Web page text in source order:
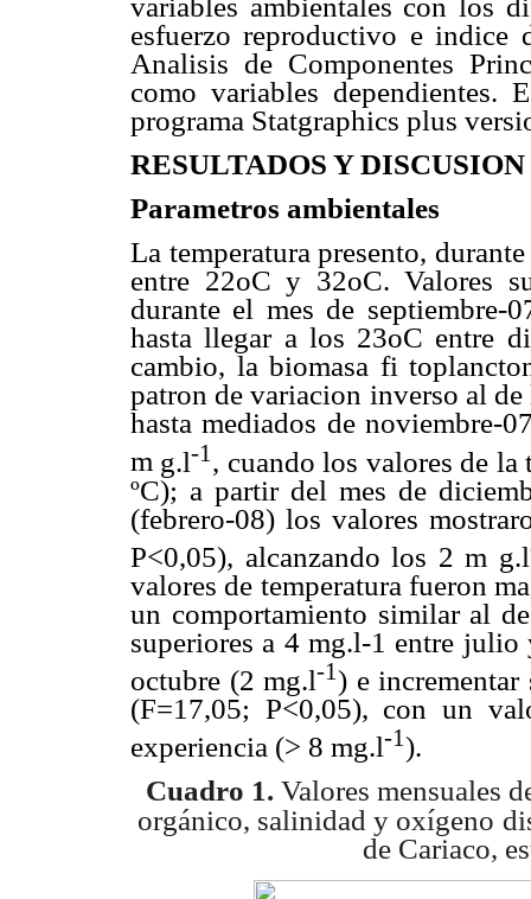
esfuerzo reproductivo e
Analisis de Componentes
como variables dependientes.
programa Statgraphics plus
RESULTADOS Y DISCUSION
Parametros ambientales
La temperatura presento,
entre 22oC y 32oC. Valores
durante el mes de septiembre-
hasta llegar a los 23oC entre
cambio, la biomasa fi
patron de variacion inverso al
hasta mediados de noviembre-
m g.l-1 , cuando los valores de la
ºC); a partir del mes de
(febrero-08) los valores
P<0,05), alcanzando los 2 m g.l
valores de temperatura fueron
un comportamiento similar al
superiores a 4 mg.l-1 entre julio
octubre (2mg.l-1) e
(F=17,05; P<0,05), con un
experiencia (> 8 mg.l-1).
Cuadro 1. Valores mensuales
orgánico, salinidad y oxígeno
de Cariaco,